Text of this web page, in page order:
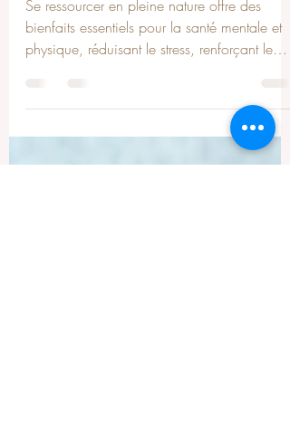
Mel
15 août 2024
3 min de lecture
Ressourcer en Pleine Nature :